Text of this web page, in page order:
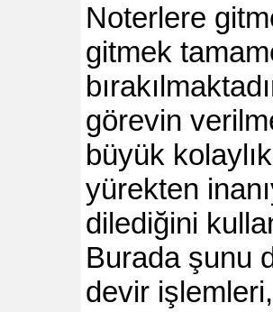
Noterlere
gitmek
görevin
büyük
yürekten
dilediğini
Burada şunu
devir